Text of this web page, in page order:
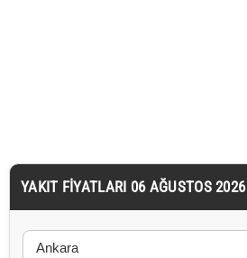
YAKIT FIYATLARI 06 AĞUSTOS 2026